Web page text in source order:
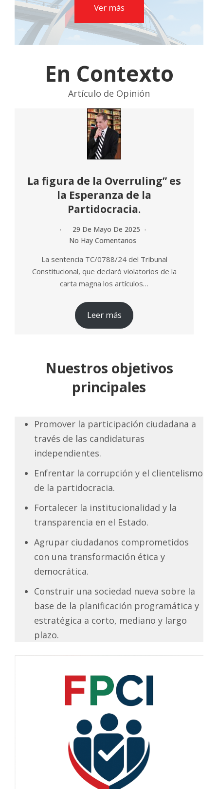
Ver más
En Contexto
Artículo de Opinión
La figura de la Overruling” es
la Esperanza de la
Partidocracia.
29 De Mayo De 2025
No Hay Comentarios
La sentencia TC/0788/24 del Tribunal
Constitucional, que declaró violatorios de la
carta magna los artículos…
Leer más
Nuestros objetivos
principales
Promover la participación ciudadana a
través de las candidaturas
independientes.
Enfrentar la corrupción y el clientelismo
de la partidocracia.
Fortalecer la institucionalidad y la
transparencia en el Estado.
Agrupar ciudadanos comprometidos
con una transformación ética y
democrática.
Construir una sociedad nueva sobre la
base de la planificación programática y
estratégica a corto, mediano y largo
plazo.